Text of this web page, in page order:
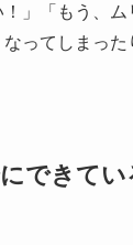
」「もう、
ってしまった
できて